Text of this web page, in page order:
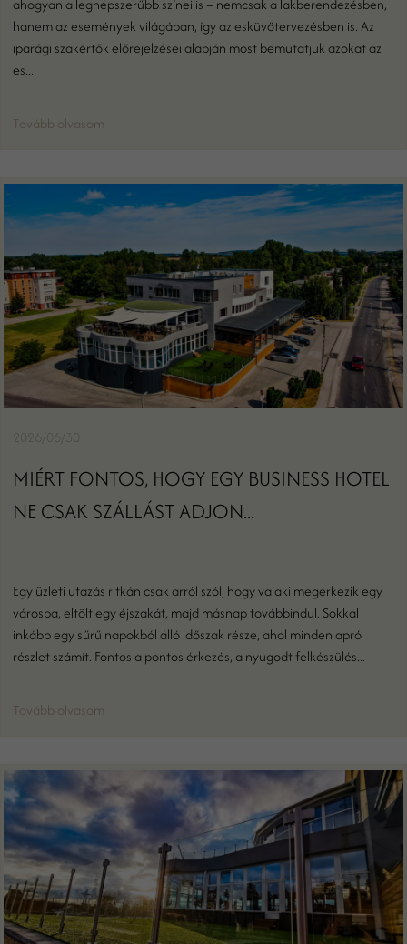
hanem az események világában, így az esküvőtervezésben is. Az
iparági szakértők előrejelzései alapján most bemutatjuk azokat az
es...
Tovább olvasom
MIÉRT FONTOS, HOGY EGY BUSINESS HOTEL
NE CSAK SZÁLLÁST ADJON...
Egy üzleti utazás ritkán csak arról szól, hogy valaki megérkezik egy
városba, eltölt egy éjszakát, majd másnap továbbindul. Sokkal
inkább egy sűrű napokból álló időszak része, ahol minden apró
részlet számít. Fontos a pontos érkezés, a nyugodt felkészülés...
Tovább olvasom